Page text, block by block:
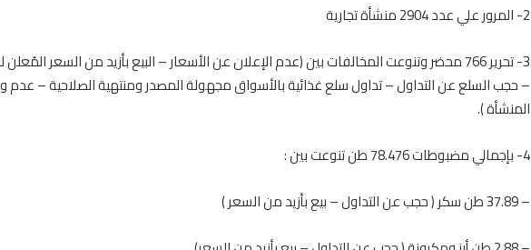
2- المرور علي عدد 2904 منشأة تجارية
3- تحرير 766 محضر وتنوعت المخالفات بين (عدم الإعلان عن الأسعار – البيع بأزيد من السعر
– حجب السلع عن التداول – تداول سلع غذائية بالأسواق مجهولة المصدر ومنتهية الصلاحية – عدم
المنشأة ).
4- بإجمالي مضبوطات 78.476 طن تنوعت بين :
– 37.89 طن سكر ( حجب عن التداول – بيع بأزيد من السعر )